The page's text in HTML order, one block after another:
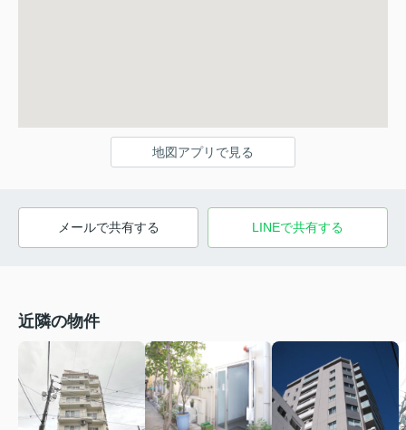
地図アプリで見る
メールで共有する LINEで共有する
近隣の物件